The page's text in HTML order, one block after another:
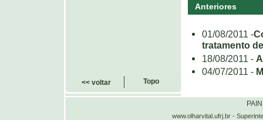
Anteriores
01/08/2011 -
tratamento
18/08/2011 -
04/07/2011 -
<< voltar Topo
www.olharvital.ufrj.br -